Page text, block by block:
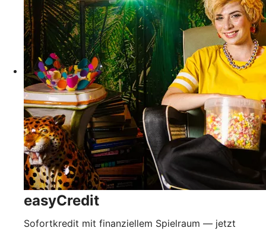
easyCredit
Sofortkredit mit finanziellem Spielraum — jetzt